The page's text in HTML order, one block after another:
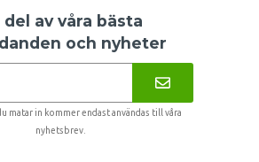
del av våra bästa
och nyheter
matar in kommer endast användas till våra
nyhetsbrev.